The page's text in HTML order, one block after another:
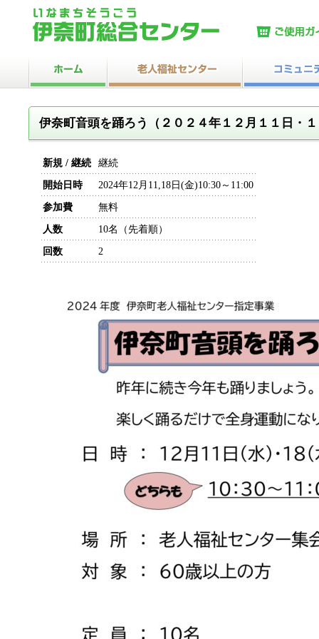
伊奈町音頭を踊ろう（２０２４年１２月１１日・
新規 / 継続 継続
開始日時 2024年12月11,18日(金)10:30～11:00
参加費 無料
人数 10名（先着順）
回数 2